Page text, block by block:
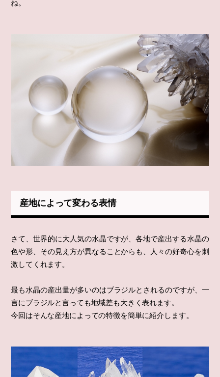
ね。
産地によって変わる表情
さて、世界的に大人気の水晶ですが、各地で産出する水晶の
色や形、その見え方が異なることからも、人々の好奇心を刺
激してくれます。
最も水晶の産出量が多いのはブラジルとされるのですが、一
言にブラジルと言っても地域差も大きく表れます。
今回はそんな産地によっての特徴を簡単に紹介します。